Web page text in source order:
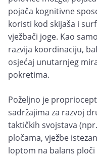
pojača kognitivne
koristi kod skijaša i
vježbači joge. Kao
razvija koordinaciju,
osjećaj unutarnjeg
pokretima.
Poželjno je
sadržaji­ma za razvoj
taktičkih svojstava
pločama, vježbe
loptom na balans